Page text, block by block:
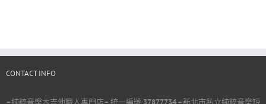
CONTACT INFO
–純粹音樂木吉他職人專門店– 統一編號 37877734 –新北市私立純粹音樂短